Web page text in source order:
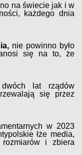
na świecie jak i w
każdego dnia
nie powinno było
się na to, że
lat rządów
się przez
w 2023
łże media,
i zbiera